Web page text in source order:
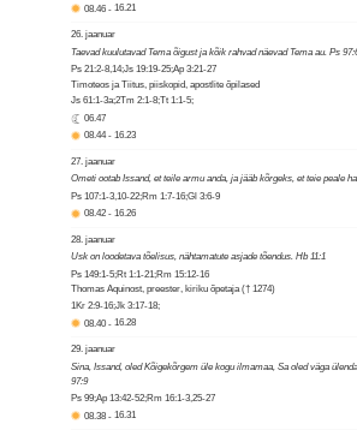
08.46 - 16.21
26. jaanuar
Taevad kuulutavad Tema õigust ja kõik rahvad näevad Tema au. Ps
Ps 21:2-8,14;Js 19:19-25;Ap 3:21-27
Timoteos ja Tiitus, piiskopid, apostlite õpilased
Js 61:1-3a;2Tm 2:1-8;Tt 1:1-5;
06.47
08.44- 16.23
27. jaanuar
Ometi ootab Issand, et teile armu anda, ja jääb kõrgeks, et teie peale
Ps 107:1-3,10-22;Rm 1:7-16;Gl 3:6-9
08.42 - 16.26
28. jaanuar
Usk on loodetava tõelisus, nähtamatute asjade tõendus. Hb 11:1
Ps 149:1-5;Rt 1:1-21;Rm 15:12-16
Thomas Aquinost, preester, kiriku õpetaja († 1274)
1Kr 2:9-16;Jk 3:17-18;
08.40 - 16.28
29. jaanuar
Sina, Issand, oled Kõigekõrgem üle kogu ilmamaa, Sa oled väga
97:9
Ps 99;Ap 13:42-52;Rm 16:1-3,25-27
08.38 - 16.31